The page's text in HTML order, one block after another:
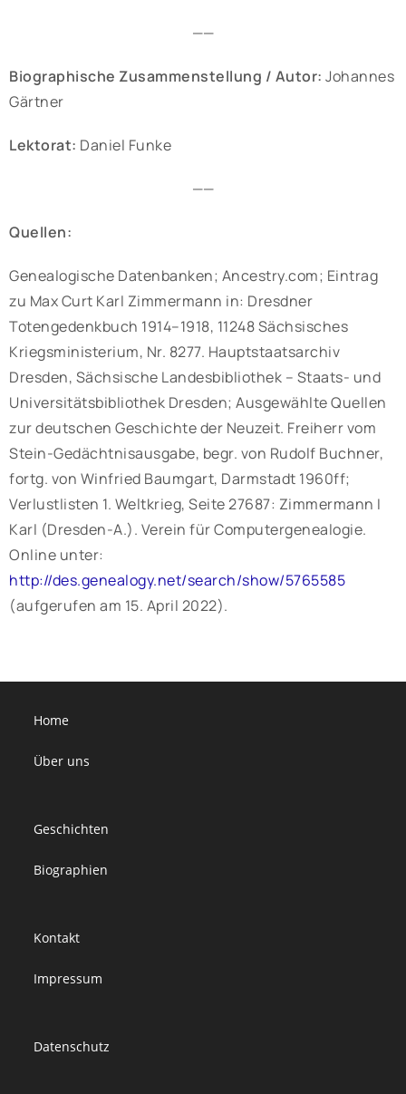
——
Biographische Zusammenstellung / Autor: Johannes
Gärtner
Lektorat: Daniel Funke
——
Quellen:
Genealogische Datenbanken; Ancestry.com; Eintrag
zu Max Curt Karl Zimmermann in: Dresdner
Totengedenkbuch 1914–1918, 11248 Sächsisches
Kriegsministerium, Nr. 8277. Hauptstaatsarchiv
Dresden, Sächsische Landesbibliothek – Staats- und
Universitätsbibliothek Dresden; Ausgewählte Quellen
zur deutschen Geschichte der Neuzeit. Freiherr vom
Stein-Gedächtnisausgabe, begr. von Rudolf Buchner,
fortg. von Winfried Baumgart, Darmstadt 1960ff;
Verlustlisten 1. Weltkrieg, Seite 27687: Zimmermann I
Karl (Dresden-A.). Verein für Computergenealogie.
Online unter:
http://des.genealogy.net/search/show/5765585
(aufgerufen am 15. April 2022).
Home
Über uns
Geschichten
Biographien
Kontakt
Impressum
Datenschutz